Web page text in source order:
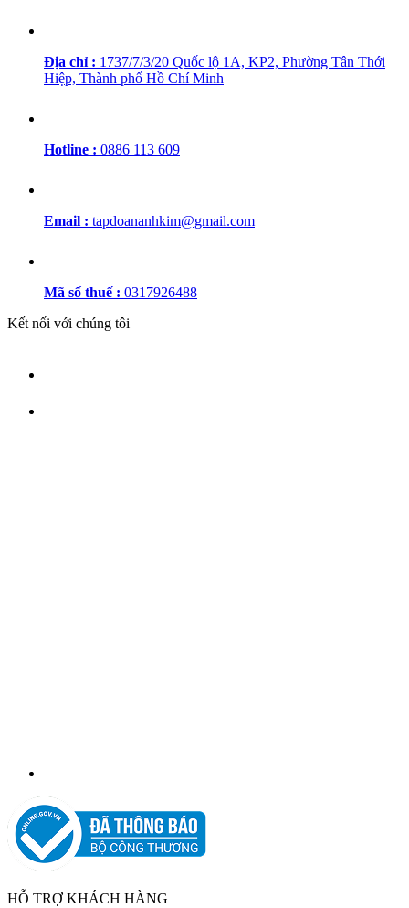
Địa chỉ : 1737/7/3/20 Quốc lộ 1A, KP2, Phường Tân Thới
Hiệp, Thành phố Hồ Chí Minh
Hotline : 0886 113 609
Email : tapdoananhkim@gmail.com
Mã số thuế : 0317926488
Kết nối với chúng tôi
HỖ TRỢ KHÁCH HÀNG